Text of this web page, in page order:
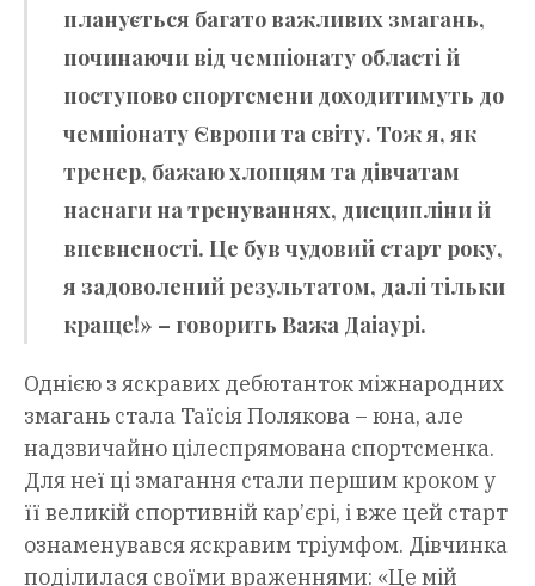
планується багато важливих змагань,
починаючи від чемпіонату області й
поступово спортсмени доходитимуть до
чемпіонату Європи та світу. Тож я, як
тренер, бажаю хлопцям та дівчатам
наснаги на тренуваннях, дисципліни й
впевненості. Це був чудовий старт року,
я задоволений результатом, далі тільки
краще!» – говорить Важа Даіаурі.
Однією з яскравих дебютанток міжнародних
змагань стала Таїсія Полякова – юна, але
надзвичайно цілеспрямована спортсменка.
Для неї ці змагання стали першим кроком у
її великій спортивній кар’єрі, і вже цей старт
ознаменувався яскравим тріумфом. Дівчинка
поділилася своїми враженнями: «Це мій